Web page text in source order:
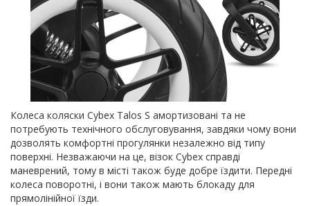
Колеса коляски Cybex Talos S амортизовані та не
потребують технічного обслуговування, завдяки чому вони
дозволять комфортні прогулянки незалежно від типу
поверхні. Незважаючи на це, візок Cybex справді
маневрений, тому в місті також буде добре їздити. Передні
колеса поворотні, і вони також мають блокаду для
прямолінійної їзди.